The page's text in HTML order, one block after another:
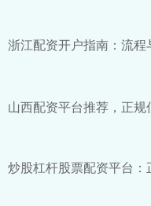
浙江配资开户指南：流程
山西配资平台推荐，正规
炒股杠杆股票配资平台